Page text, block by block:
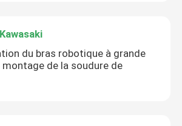
du bras robotique à grande
de la soudure de